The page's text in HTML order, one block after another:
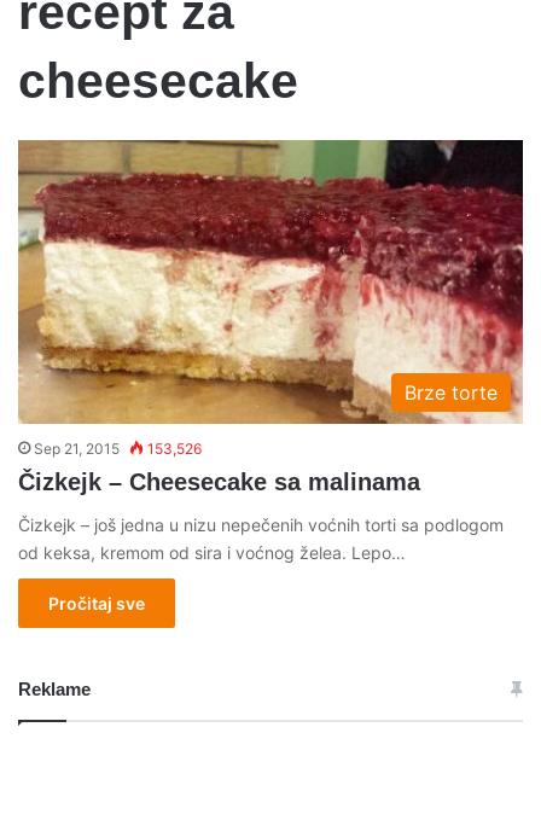
recept za
cheesecake
Brze torte
Sep 21, 2015 153,526
Čizkejk – Cheesecake sa malinama
Čizkejk – još jedna u nizu nepečenih voćnih torti sa podlogom
od keksa, kremom od sira i voćnog želea. Lepo…
Pročitaj sve
Reklame